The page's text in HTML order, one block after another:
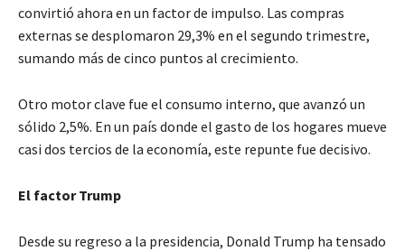
convirtió ahora en un factor de impulso. Las compras
externas se desplomaron 29,3% en el segundo trimestre,
sumando más de cinco puntos al crecimiento.
Otro motor clave fue el consumo interno, que avanzó un
sólido 2,5%. En un país donde el gasto de los hogares mueve
casi dos tercios de la economía, este repunte fue decisivo.
El factor Trump
Desde su regreso a la presidencia, Donald Trump ha tensado